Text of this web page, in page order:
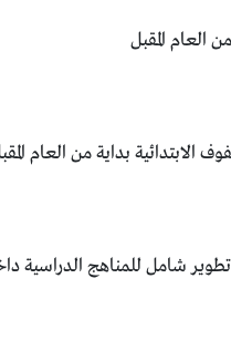
العام المقبل
الابتدائية بداية من العام
شامل للمناهج الدراسية